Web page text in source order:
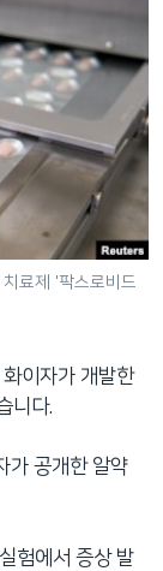
료제 '팍스로비드
이자가 개발한
니다.
가 공개한 알약
험에서 증상 발